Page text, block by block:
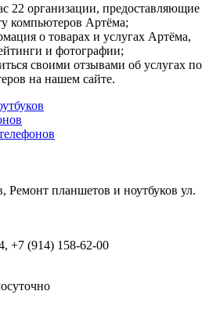
22 организации, предоставляющие
компьютеров Артёма;
о товарах и услугах Артёма,
и фотографии;
своими отзывами об услугах по
на нашем сайте.
Ремонт планшетов и ноутбуков ул.
+7 (914) 158-62-00